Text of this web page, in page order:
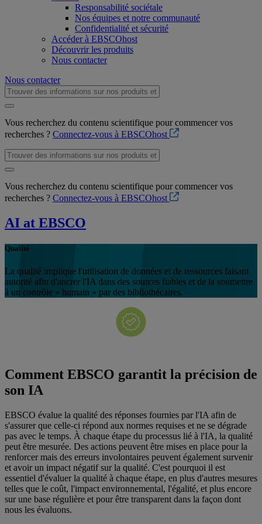
Responsabilité sociétale
Nos équipes et notre communauté
Confidentialité et sécurité
Accéder à EBSCOhost
Découvrir les produits
Nous contacter
Nous contacter
Vous recherchez du contenu scientifique pour commencer vos
recherches ? Connectez-vous à EBSCOhost
Vous recherchez du contenu scientifique pour commencer vos
recherches ? Connectez-vous à EBSCOhost
AI at EBSCO
Qualité
La qualité implique l'utilisation de données et de ressources faisant
autorité afin d'ancrer l'IA dans des sources fiables et de la soumettre
à un contrôle « humain » par des bibliothécaires.
Comment EBSCO garantit la précision de
son IA
EBSCO évalue la qualité des réponses fournies par l'IA afin de
s'assurer que celle-ci répond aux normes requises et ne se dégrade
pas avec le temps. À chaque étape du processus lié à l'IA, la qualité
peut être mesurée. Des actions peuvent être mises en place pour la
renforcer mais des erreurs involontaires peuvent également survenir
et avoir un impact négatif sur la qualité. C'est pourquoi il est
essentiel d'évaluer la qualité à chaque étape, en plus d'autres mesures
telles que le coût, l'impact environnemental, l'égalité, et plus encore
sur une base régulière et pour être transparent dans la façon dont
nous les évaluons.